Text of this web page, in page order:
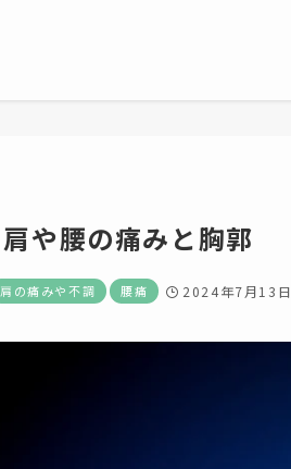
肩や腰の痛みと胸郭
肩の痛みや不調 腰痛 2024年7月13日